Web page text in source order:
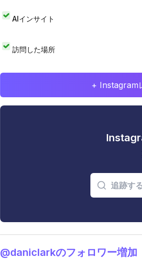
AIインサイト
訪問した場所
+ Instagram
@daniclarkのフォロワー増加